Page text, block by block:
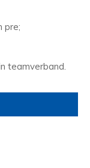
pre;
teamverband.